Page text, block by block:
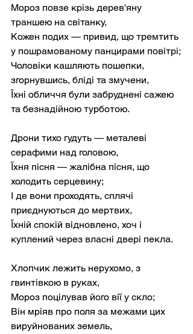
Мороз повзе крізь дерев'яну
траншею на світанку,
Кожен подих — привид, що тремтить
у пошрамованому панцирами повітрі;
Чоловіки кашляють пошепки,
згорнувшись, бліді та змучени,
Їхні обличчя були забруднені сажею
та безнадійною турботою.
Дрони тихо гудуть — металеві
серафими над головою,
Їхня пісня — жалібна пісня, що
холодить серцевину;
І де вони проходять, сплячі
приєднуються до мертвих,
Їхній спокій відновлено, хоч і
куплений через власні двері пекла.
Хлопчик лежить нерухомо, з
гвинтівкою в руках,
Мороз поцілував його вії у скло;
Він мріяв про поля за межами цих
вируйнованих земель,